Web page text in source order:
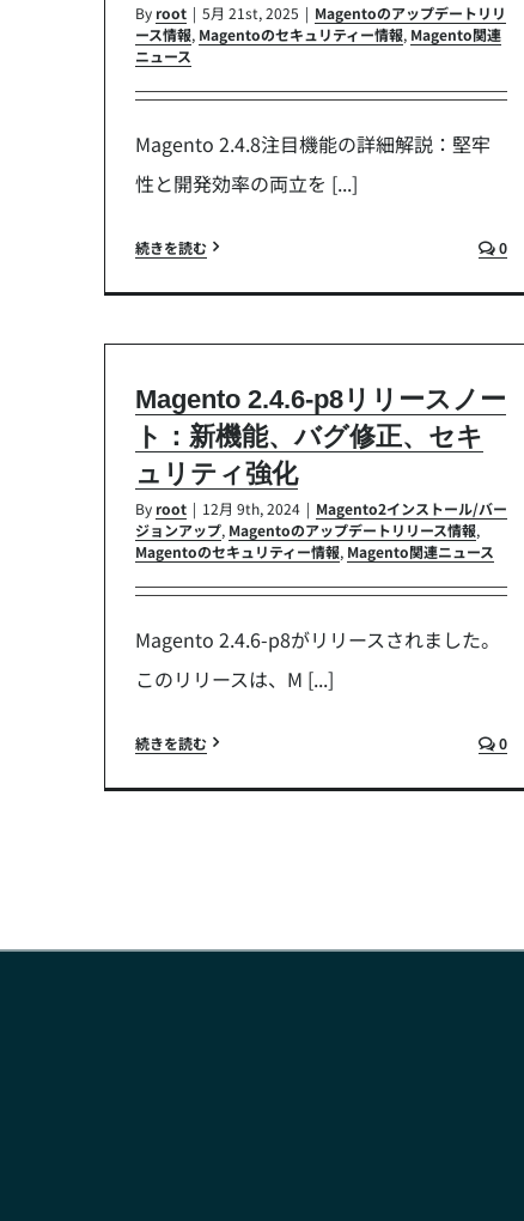
By root | 5月 21st, 2025 | Magentoのアップデートリリ
ース情報, Magentoのセキュリティー情報, Magento関連
ニュース
Magento 2.4.8注目機能の詳細解説：堅牢
性と開発効率の両立を [...]
続きを読む 0
Magento 2.4.6-p8リリースノー
ト：新機能、バグ修正、セキ
ュリティ強化
By root | 12月 9th, 2024 | Magento2インストール/バー
ジョンアップ, Magentoのアップデートリリース情報,
Magentoのセキュリティー情報, Magento関連ニュース
Magento 2.4.6-p8がリリースされました。
このリリースは、M [...]
続きを読む 0